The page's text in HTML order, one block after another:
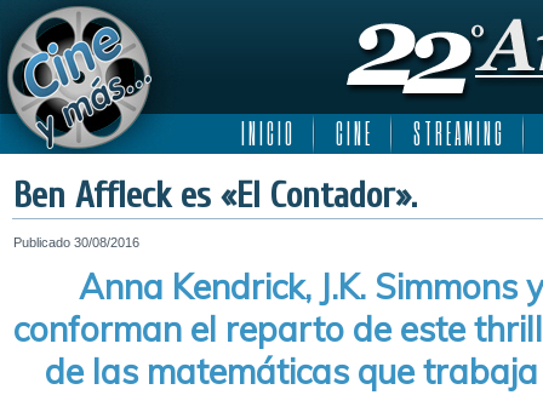
I N I C I O C I N E S T R E A M I N G
Ben Affleck es «El Contador».
Publicado 30/08/2016
Anna Kendrick, J.K. Simmons
conforman el reparto de este
de las matemáticas que